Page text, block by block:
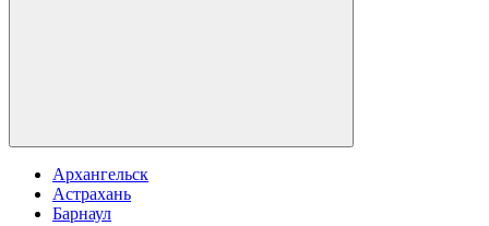
Архангельск
Астрахань
Барнаул